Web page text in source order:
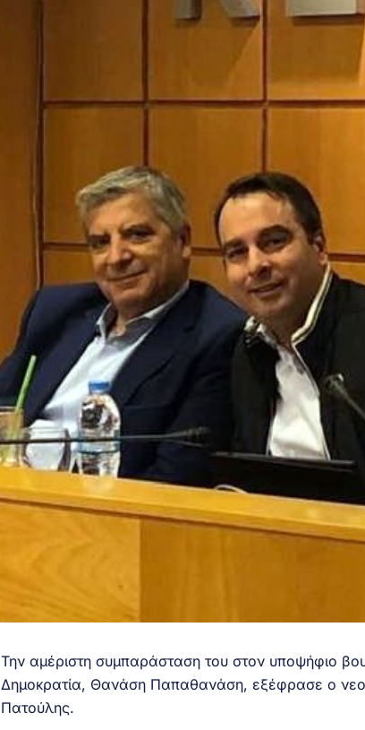
Την αμέριστη συμπαράσταση του στον υποψήφιο
Δημοκρατία, Θανάση Παπαθανάση, εξέφρασε ο
Πατούλης.